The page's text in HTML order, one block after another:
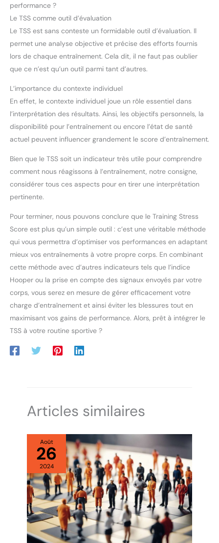
performance ?
Le TSS comme outil d’évaluation
Le TSS est sans conteste un formidable outil d’évaluation. Il
permet une analyse objective et précise des efforts fournis
lors de chaque entraînement. Cela dit, il ne faut pas oublier
que ce n’est qu’un outil parmi tant d’autres.
L’importance du contexte individuel
En effet, le contexte individuel joue un rôle essentiel dans
l’interprétation des résultats. Ainsi, les objectifs personnels, la
disponibilité pour l’entraînement ou encore l’état de santé
actuel peuvent influencer grandement le score d’entraînement.
Bien que le TSS soit un indicateur très utile pour comprendre
comment nous réagissons à l’entraînement, notre consigne,
considérer tous ces aspects pour en tirer une interprétation
pertinente.
Pour terminer, nous pouvons conclure que le Training Stress
Score est plus qu’un simple outil : c’est une véritable méthode
qui vous permettra d’optimiser vos performances en adaptant
mieux vos entraînements à votre propre corps. En combinant
cette méthode avec d’autres indicateurs tels que l’indice
Hooper ou la prise en compte des signaux envoyés par votre
corps, vous serez en mesure de gérer efficacement votre
charge d’entraînement et ainsi éviter les blessures tout en
maximisant vos gains de performance. Alors, prêt à intégrer le
TSS à votre routine sportive ?
Articles similaires
Août
26
2024